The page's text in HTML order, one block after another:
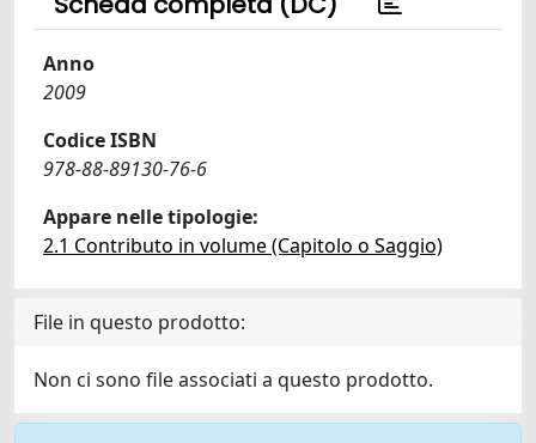
Anno
2009
Codice ISBN
978-88-89130-76-6
Appare nelle tipologie:
2.1 Contributo in volume (Capitolo o Saggio)
File in questo prodotto:
Non ci sono file associati a questo prodotto.